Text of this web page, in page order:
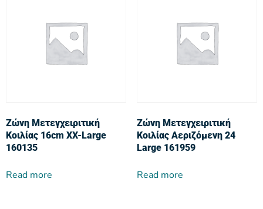
Ζώνη Μετεγχειριτική
Κοιλίας 16cm XX-Large
160135
Read more
Ζώνη Μετεγχειριτική
Κοιλίας Αεριζόμενη 24
Large 161959
Read more